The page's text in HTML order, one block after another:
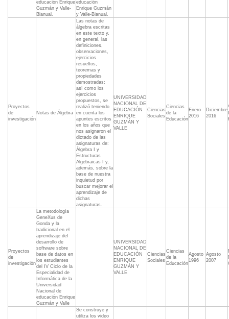
educación Enrique
Guzmán y Valle-
Bianual.
educación
Enrique Guzmán
y Valle-Bianual.
Proyectos
de
investigación
Notas de Álgebra
Las notas de
álgebra escritas
en este texto y,
en general, las
definiciones,
observaciones,
ejercicios
resueltos,
teoremas y
propiedades
demostradas;
así como los
ejercicios
propuestos, se
realizó teniendo
en cuenta los
apuntes escritos
en los años que
nos asignaron el
dictado de las
asignaturas de:
Álgebra I y
Estructuras
Algebraicas I y,
además, sobre la
base de nuestra
inquietud por
buscar mejorar el
aprendizaje de
dichas
asignaturas.
UNIVERSIDAD
NACIONAL DE
EDUCACIÓN
ENRIQUE
GUZMÁN Y
VALLE
Ciencias
Sociales
Ciencias
de la
Educación
Enero
2016
Diciembre
2016
Proyectos
de
investigación
La metodología
GeneXus de
Gonda y la
tradicional en el
aprendizaje del
desarrollo de
software sobre
base de datos en
los estudiantes
del IV Ciclo de la
Especialidad de
Informática de la
Universidad
Nacional de
educación Enrique
Guzmán y Valle
UNIVERSIDAD
NACIONAL DE
EDUCACIÓN
ENRIQUE
GUZMÁN Y
VALLE
Ciencias
Sociales
Ciencias
de la
Educación
Agosto
1996
Agosto
2007
Se construye y
utiliza los video